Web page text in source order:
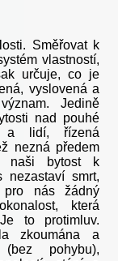
Směřovat k
vlastností,
určuje, co je
vyslovená a
Jedině
nad pouhé
a lidí, řízená
nezná předem
naši bytost k
nezastaví smrt,
pro nás žádný
která
to protimluv.
zkoumána a
pohybu),